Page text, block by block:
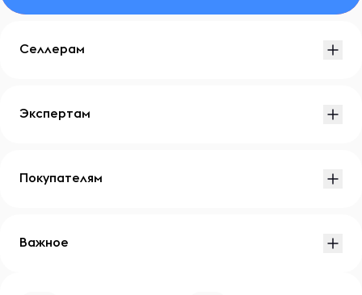
Селлерам
Экспертам
Покупателям
Важное